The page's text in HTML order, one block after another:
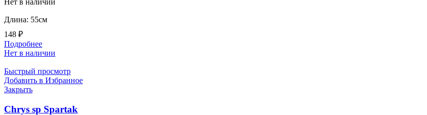
Нет в наличии
Длина: 55см
148 ₽
Подробнее
Нет в наличии
Быстрый просмотр
Добавить в Избранное
Закрыть
Chrys sp Spartak